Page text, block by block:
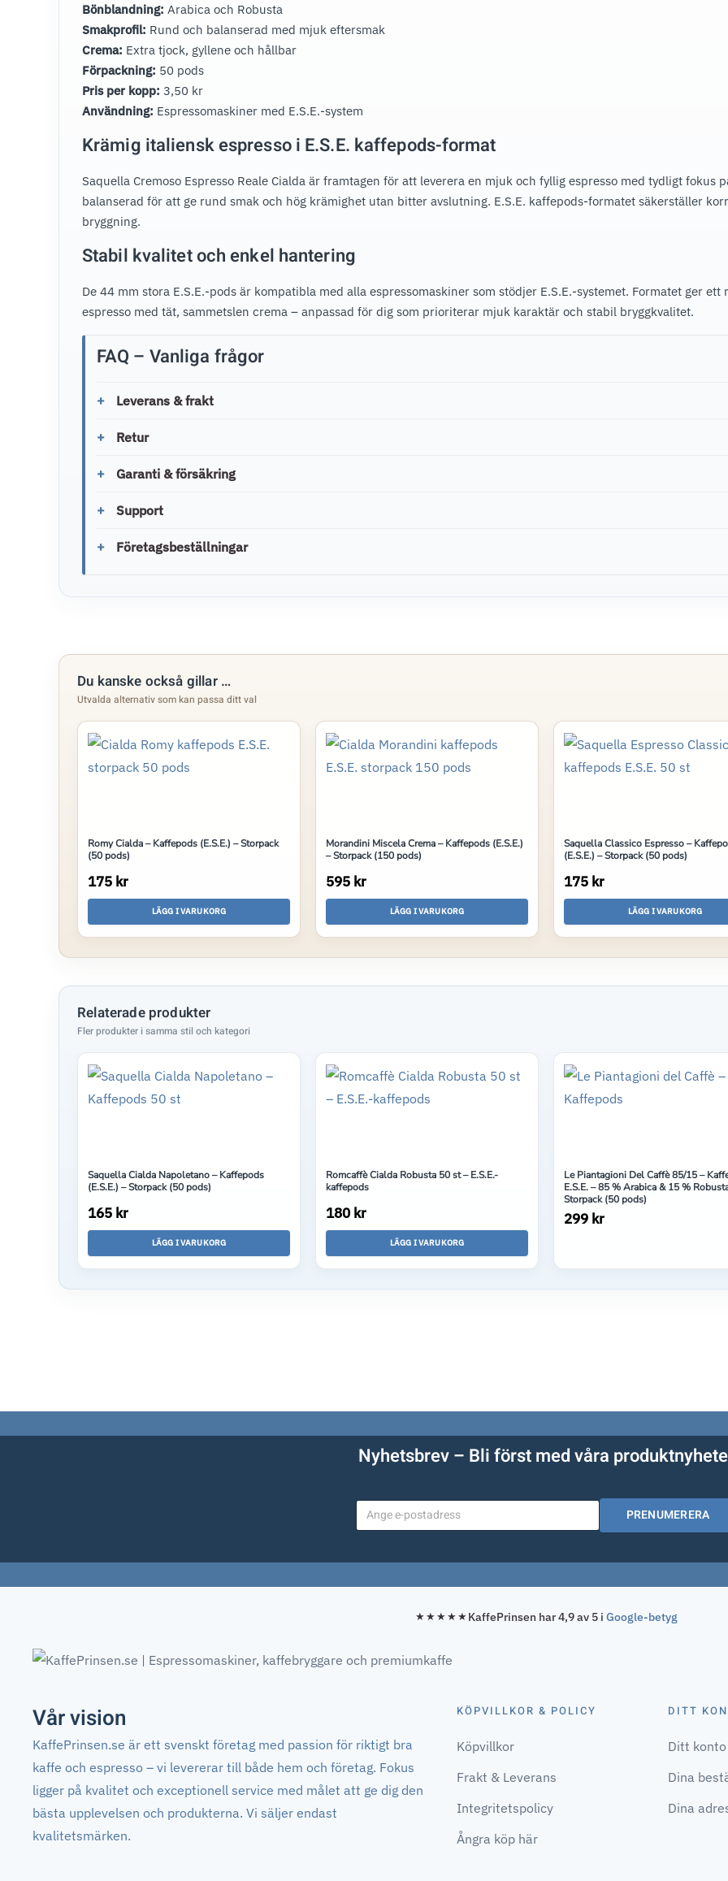
Bönblandning: Arabica och Robusta
Smakprofil: Rund och balanserad med mjuk eftersmak
Crema: Extra tjock, gyllene och hållbar
Förpackning: 50 pods
Pris per kopp: 3,50 kr
Användning: Espressomaskiner med E.S.E.-system
Krämig italiensk espresso i E.S.E. kaffepods-format
Saquella Cremoso Espresso Reale Cialda är framtagen för att leverera en mjuk och fyllig espresso med tydligt fokus
balanserad för att ge rund smak och hög krämighet utan bitter avslutning. E.S.E. kaffepods-formatet säkerställer
bryggning.
Stabil kvalitet och enkel hantering
De 44 mm stora E.S.E.-pods är kompatibla med alla espressomaskiner som stödjer E.S.E.-systemet. Formatet ger
espresso med tät, sammetslen crema – anpassad för dig som prioriterar mjuk karaktär och stabil bryggkvalitet.
FAQ – Vanliga frågor
Leverans & frakt
Retur
Garanti & försäkring
Support
Företagsbeställningar
Du kanske också gillar …
Romy Cialda – Kaffepods (E.S.E.) – Storpack
(50 pods)
175 kr
LÄGG I VARUKORG
Morandini Miscela Crema – Kaffepods (E.S.E.)
– Storpack (150 pods)
595 kr
LÄGG I VARUKORG
Saquella Classico Espresso –
(E.S.E.) – Storpack (50 pods)
175 kr
LÄGG I VARUKORG
Relaterade produkter
Saquella Cialda Napoletano – Kaffepods
(E.S.E.) – Storpack (50 pods)
165 kr
LÄGG I VARUKORG
Romcaffè Cialda Robusta 50 st – E.S.E.-
kaffepods
180 kr
LÄGG I VARUKORG
Le Piantagioni Del Caffè 85/15 –
E.S.E. – 85 % Arabica & 15 %
Storpack (50 pods)
299 kr
Nyhetsbrev – Bli först med våra
PRENUMERERA
★★★★★KaffePrinsen har 4,9 av 5 i Google-betyg
Vår vision
KaffePrinsen.se är ett svenskt företag med passion för riktigt bra
kaffe och espresso – vi levererar till både hem och företag. Fokus
ligger på kvalitet och exceptionell service med målet att ge dig den
bästa upplevelsen och produkterna. Vi säljer endast
kvalitetsmärken.
KÖPVILLKOR & POLICY
Köpvillkor
Frakt & Leverans
Integritetspolicy
Ångra köp här
DITT
Ditt konto
Dina
Dina